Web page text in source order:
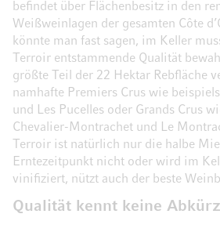
befindet über Flächenbesitz in den
Weißweinlagen der gesamten Côte
könnte man fast sagen, im Keller
Terroir entstammende Qualität
größte Teil der 22 Hektar Rebfläche
namhafte Premiers Crus wie
und Les Pucelles oder Grands Crus
Chevalier-Montrachet und Le
Terroir ist natürlich nur die halbe
Erntezeitpunkt nicht oder wird im
vinifiziert, nützt auch der beste
Qualität kennt keine